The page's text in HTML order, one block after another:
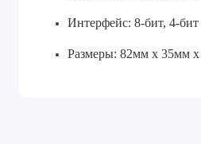
Интерфейс: 8-бит, 4-бит
Размеры: 82мм x 35мм